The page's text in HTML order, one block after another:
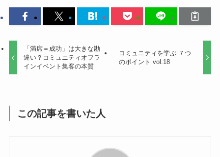
「満席＝成功」は大きな勘
違い？コミュニティオフラ
インイベント集客の本質
コミュニティを学ぶ ７つ
のポイント vol.18
この記事を書いた人